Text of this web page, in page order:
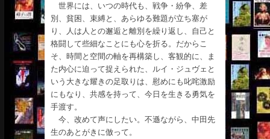
世界には、いつの時代も、戦争・紛争、差
別、貧困、束縛と、あらゆる難題が立ち塞が
り、人は人との邂逅と離別を繰り返し、自己と
格闘して些細なことにも心を折る。だからこ
そ、時間と空間の軸を再構築し、客観的に、ま
た内心に迫って捉えられた、ルイ・ジュヴェと
いう大きな耀きの足取りは、慰めにも叱咤激励
にもなり、共感を持って、今日を生きる勇気を
手渡す。
今、改めて声にしたい。不遜ながら、中田先
生のあとがきに倣って。